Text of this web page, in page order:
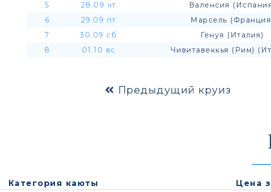
5
28.09 чт Валенсия
6
29.09 пт Марсель
7
30.09 сб Генуя (Италия)
8
01.10 вс Чивитавеккья (Рим)
Предыдущий круиз
Категория каюты Цена